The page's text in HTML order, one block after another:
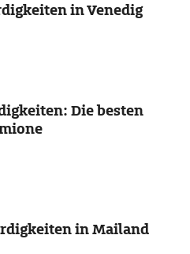
in Venedig
Die besten
in Mailand